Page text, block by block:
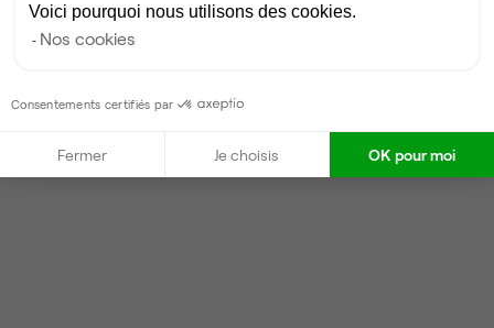
Voici pourquoi nous utilisons des cookies.
Nos cookies
Consentements certifiés par
Fermer Je choisis OK pour moi